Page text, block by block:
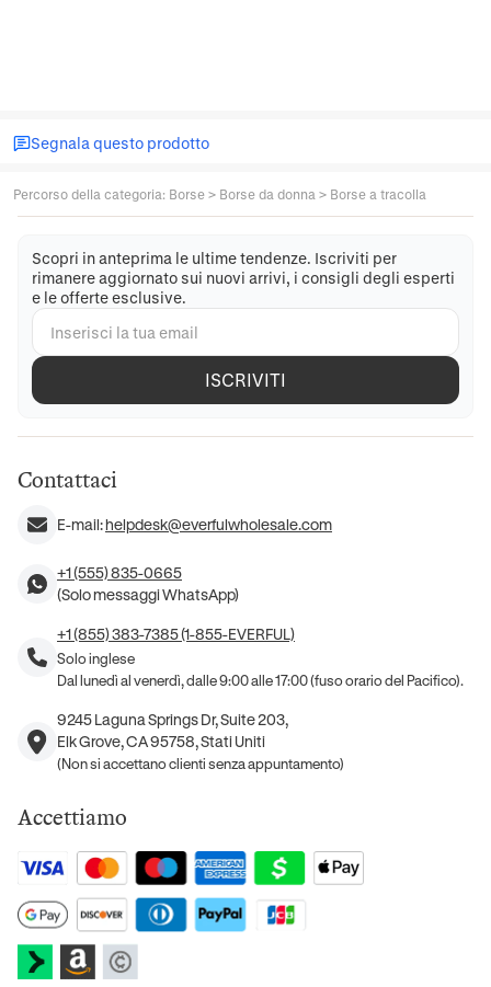
Segnala questo prodotto
Percorso della categoria: Borse > Borse da donna > Borse a tracolla
Scopri in anteprima le ultime tendenze. Iscriviti per
rimanere aggiornato sui nuovi arrivi, i consigli degli esperti
e le offerte esclusive.
ISCRIVITI
Contattaci
E-mail:helpdesk@everfulwholesale.com
+1 (555) 835-0665
(Solo messaggi WhatsApp)
+1 (855) 383-7385 (1-855-EVERFUL)
Solo inglese
Dal lunedì al venerdì, dalle 9:00 alle 17:00 (fuso orario del Pacifico).
9245 Laguna Springs Dr, Suite 203,
Elk Grove, CA 95758, Stati Uniti
(Non si accettano clienti senza appuntamento)
Accettiamo